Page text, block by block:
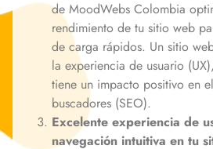
de MoodWebs Colombia
rendimiento de tu sitio web
de carga rápidos. Un sitio
la experiencia de usuario
tiene un impacto positivo en
buscadores (SEO).
Excelente experiencia de
navegación intuitiva en tu